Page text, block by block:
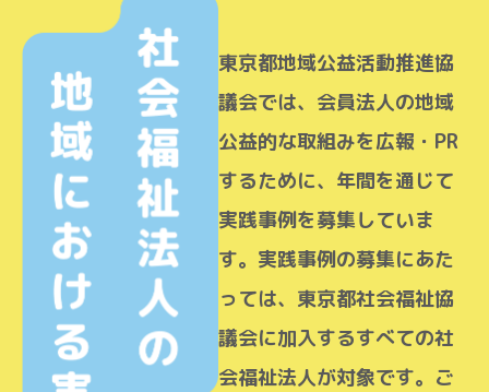
東京都地域公益活動推進協
議会では、会員法人の地域
公益的な取組みを広報・PR
するために、年間を通じて
実践事例を募集していま
す。実践事例の募集にあた
っては、東京都社会福祉協
議会に加入するすべての社
会福祉法人が対象です。ご